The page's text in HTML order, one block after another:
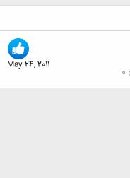
May 24, 2011 0